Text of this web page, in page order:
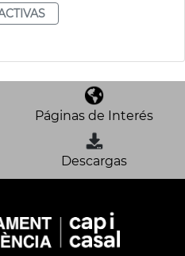
Páginas de Interés
Descargas